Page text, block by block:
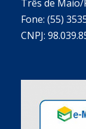
Três de Maio/
Fone: (55)
CNPJ: